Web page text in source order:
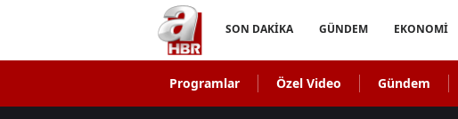
SON DAKİKA GÜNDEM EKONOMİ
Programlar Özel Video Gündem